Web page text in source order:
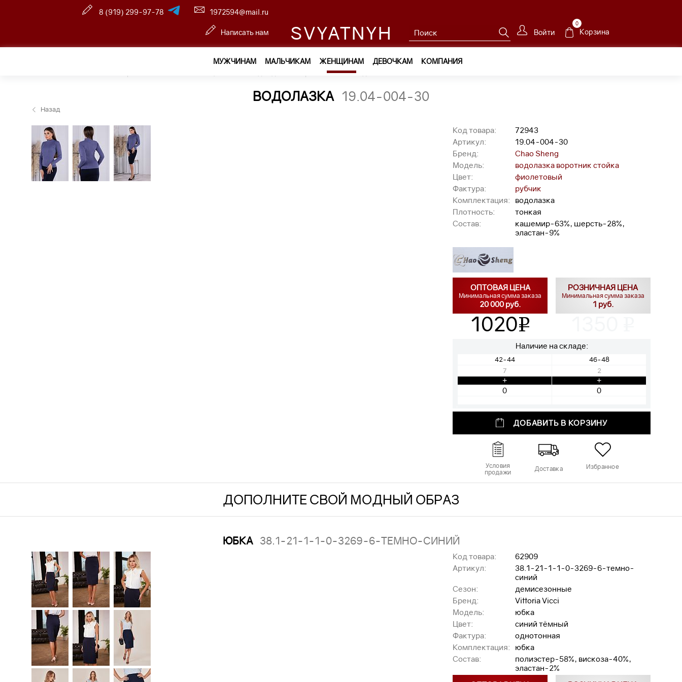
8 (919) 299-97-78 1972594@mail.ru
Написать нам SVYATNYH Войти
0
Корзина
МУЖЧИНАМ МАЛЬЧИКАМ ЖЕНЩИНАМ ДЕВОЧКАМ КОМПАНИЯ
Трикотаж — водолазка 19.04-004-30
ВОДОЛАЗКА 19.04-004-30
Назад
Код товара:
72943
Артикул:
19.04-004-30
Бренд:
Chao Sheng
Модель:
водолазка воротник стойка
Цвет:
фиолетовый
Фактура:
рубчик
Комплектация:
водолазка
Плотность:
тонкая
Состав:
кашемир-63%, шерсть-28%,
эластан-9%
ОПТОВАЯ ЦЕНА
Минимальная сумма заказа
20 000 руб.
1020v
РОЗНИЧНАЯ ЦЕНА
Минимальная сумма заказа
1 руб.
Наличие на складе:
42-44
46-48
7
+
2
+
ДОБАВИТЬ В КОРЗИНУ
Условия
продажи
Доставка Избранное
ДОПОЛНИТЕ СВОЙ МОДНЫЙ ОБРАЗ
ЮБКА 38.1-21-1-1-0-3269-6-ТЕМНО-СИНИЙ
Код товара:
62909
Артикул:
38.1-21-1-1-0-3269-6-темно-
синий
Сезон:
демисезонные
Бренд:
Vittoria Vicci
Модель:
юбка
Цвет:
синий тёмный
Фактура:
однотонная
Комплектация:
юбка
Состав:
полиэстер-58%, вискоза-40%,
эластан-2%